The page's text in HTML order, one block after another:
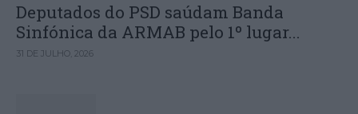
Deputados do PSD saúdam Banda
Sinfónica da ARMAB pelo 1º lugar...
31 DE JULHO, 2026